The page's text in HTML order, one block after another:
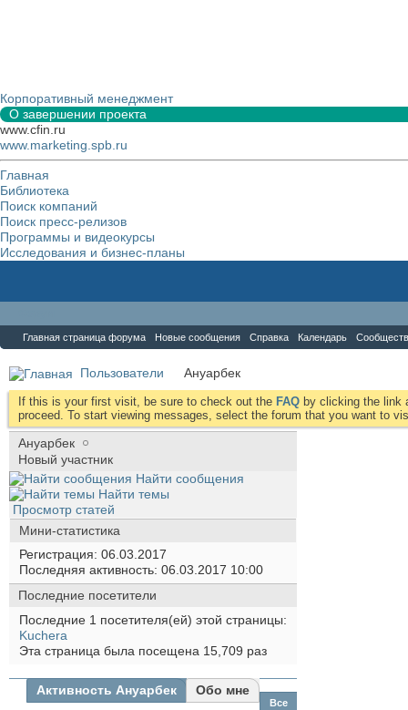
Корпоративный менеджмент
О завершении проекта
www.cfin.ru
www.marketing.spb.ru
Главная
Библиотека
Поиск компаний
Поиск пресс-релизов
Программы и видеокурсы
Исследования и бизнес-планы
Главная страница форума Новые сообщения Справка Календарь
Пользователи Ануарбек
If this is your first visit, be sure to check out the FAQ by clicking the link
proceed. To start viewing messages, select the forum that you want to
Ануарбек
Новый участник
Найти сообщения
Найти темы
Просмотр статей
Мини-статистика
Регистрация 06.03.2017
Последняя активность 06.03.2017 10:00
Последние посетители
Последние 1 посетителя(ей) этой страницы:
Kuchera
Эта страница была посещена 15,709 раз
Активность Ануарбек Обо мне
Все